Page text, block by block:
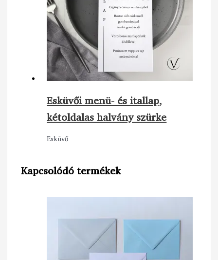
Esküvői menü- és itallap,
kétoldalas halvány szürke
Esküvő
Kapcsolódó termékek